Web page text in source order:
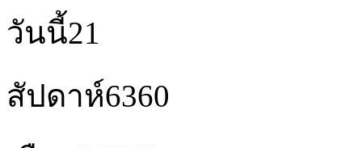
วันนี้21
สัปดาห์6360